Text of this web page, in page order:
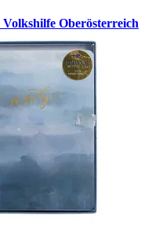
Volkshilfe Oberösterreich